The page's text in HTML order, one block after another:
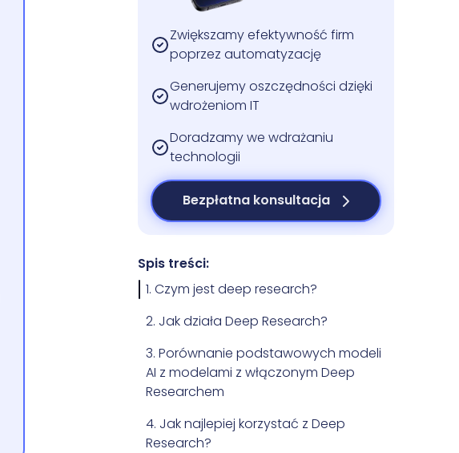
Zwiększamy efektywność firm
poprzez automatyzację
Generujemy oszczędności dzięki
wdrożeniom IT
Doradzamy we wdrażaniu
technologii
Bezpłatna konsultacja
Spis treści:
1. Czym jest deep research?
2. Jak działa Deep Research?
3. Porównanie podstawowych modeli
AI z modelami z włączonym Deep
Researchem
4. Jak najlepiej korzystać z Deep
Research?